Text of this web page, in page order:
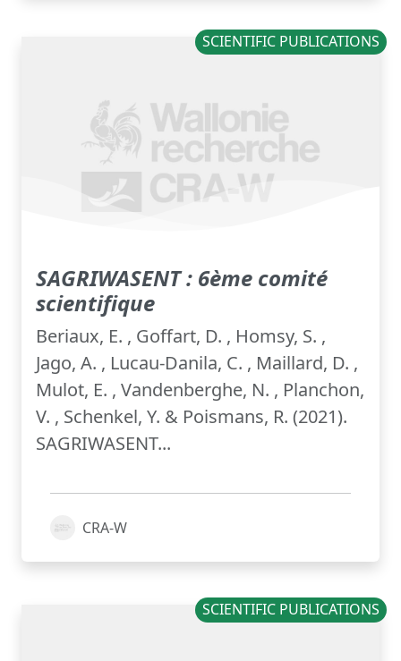
SCIENTIFIC PUBLICATIONS
SAGRIWASENT : 6ème comité
scientifique
Beriaux, E. , Goffart, D. , Homsy, S. ,
Jago, A. , Lucau-Danila, C. , Maillard, D. ,
Mulot, E. , Vandenberghe, N. , Planchon,
V. , Schenkel, Y. & Poismans, R. (2021).
SAGRIWASENT...
CRA-W
SCIENTIFIC PUBLICATIONS